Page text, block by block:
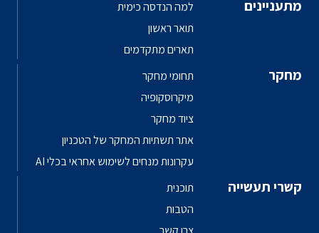
מתעניינים
למה הנדסה כימית
תואר ראשון
תארים מתקדמים
מחקר
תחומי מחקר
מיקרוסקופיה
ציוד מחקר
אתר תשתיות המחקר של הטכניון
עקרונות מנחים לשימוש אחראי בכלי AI
קשרי תעשייה
תוכנית
הטבות